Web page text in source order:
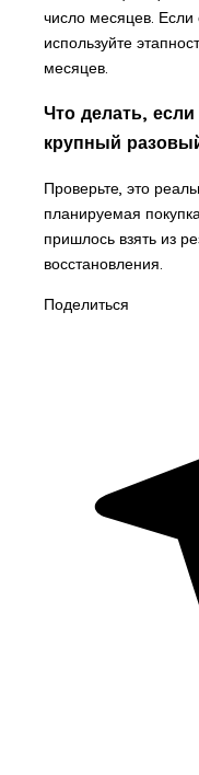
число месяцев.
используйте
месяцев.
Что делать,
крупный
Проверьте, это
планируемая
пришлось взять из
восстановления.
Поделиться